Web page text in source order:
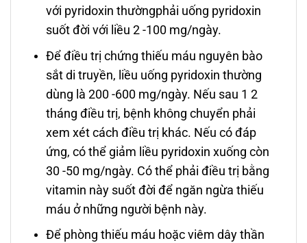
với pyridoxin thườngphải uống pyridoxin
suốt đời với liều 2 -100 mg/ngày.
Để điều trị chứng thiếu máu nguyên bào
sắt di truyền, liều uống pyridoxin thường
dùng là 200 -600 mg/ngày. Nếu sau 1 2
tháng điều trị, bệnh không chuyển phải
xem xét cách điều trị khác. Nếu có đáp
ứng, có thể giảm liều pyridoxin xuống còn
30 -50 mg/ngày. Có thể phải điều trị bằng
vitamin này suốt đời để ngăn ngừa thiếu
máu ở những người bệnh này.
Để phòng thiếu máu hoặc viêm dây thần